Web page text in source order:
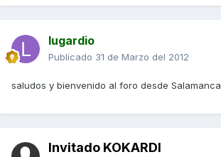
lugardio
Publicado 31 de Marzo del 2012
saludos y bienvenido al foro desde Salamanca
Invitado KOKARDI